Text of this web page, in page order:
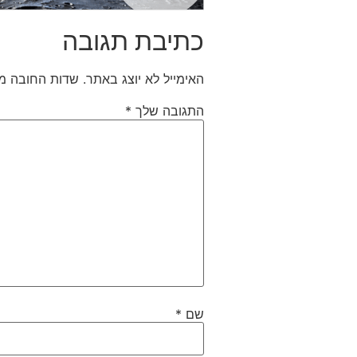
כתיבת תגובה
האימייל לא יוצג באתר. שדות החובה
התגובה שלך *
שם *